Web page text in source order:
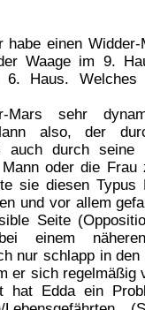
habe einen
Waage im 9.
Haus. Welches
Mars sehr
also, der
durch seine
oder die Frau
sie diesen Typus
und vor allem
Seite
einem
nur schlapp in den
er sich regelmäßig
hat Edda ein